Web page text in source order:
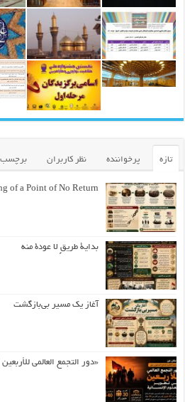
تازه پرخواننده نظر کاربران برچسب
of a Point of No Return
بداية طريقٍ لا عودة منه
آغاز یک مسیر بی‌بازگشت
«دور التجمع العالمي